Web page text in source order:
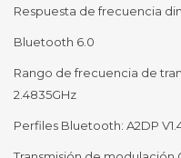
Respuesta de frecuencia
Bluetooth 6.0
Rango de frecuencia de
2.4835GHz
Perfiles Bluetooth: A2DP